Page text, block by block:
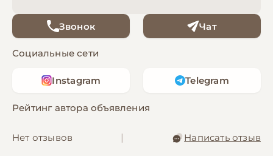
Звонок Чат
Социальные сети
Instagram Telegram
Рейтинг автора объявления
Нет отзывов Написать отзыв